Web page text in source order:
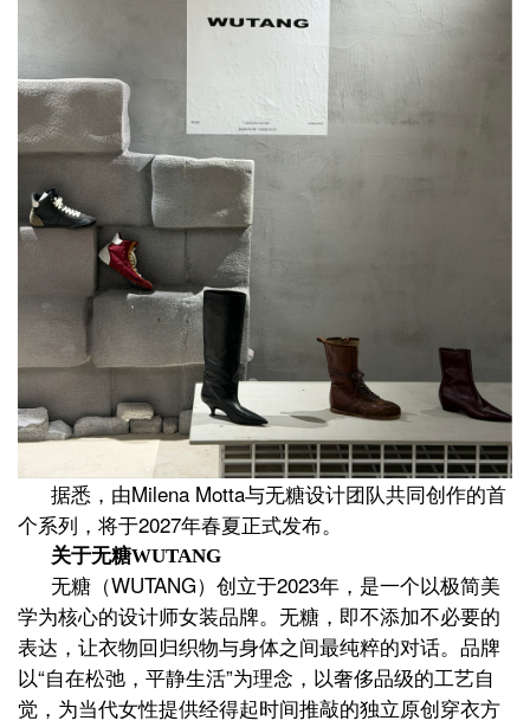
据悉，由Milena Motta与无糖设计团队共同创作的首
个系列，将于2027年春夏正式发布。
关于无糖WUTANG
无糖（WUTANG）创立于2023年，是一个以极简美
学为核心的设计师女装品牌。无糖，即不添加不必要的
表达，让衣物回归织物与身体之间最纯粹的对话。品牌
以“自在松弛，平静生活”为理念，以奢侈品级的工艺自
觉，为当代女性提供经得起时间推敲的独立原创穿衣方